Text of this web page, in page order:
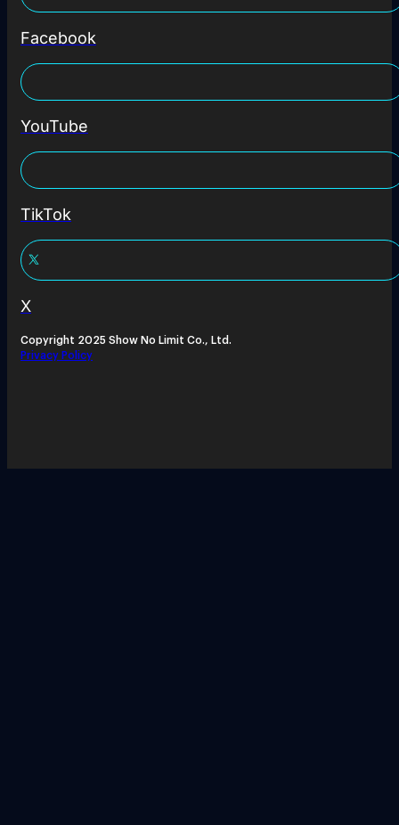
Facebook
YouTube
TikTok
X
Copyright 2025 Show No Limit Co., Ltd.
Privacy Policy